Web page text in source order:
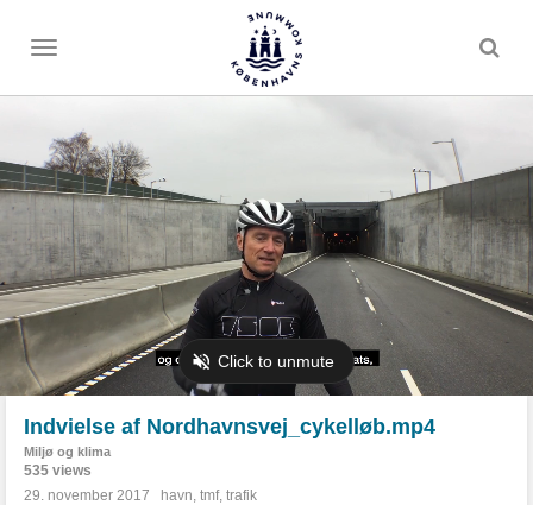
Toggle
Indvielse af Nordhavnsvej_cykelløb.mp4
Miljø og klima
535 views
29. november 2017
havn, tmf, trafik